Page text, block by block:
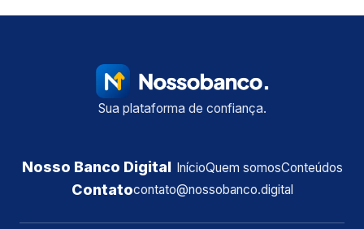
Sua plataforma de confiança.
Nosso Banco Digital InícioQuem somosConteúdos
Contatocontato@nossobanco.digital